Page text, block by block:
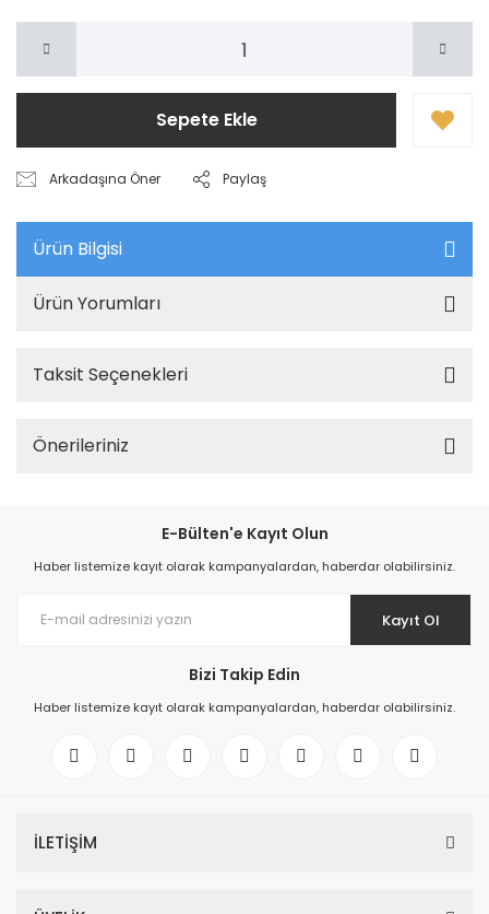
Sepete Ekle
Arkadaşına Öner Paylaş
Ürün Bilgisi
Ürün Yorumları
Taksit Seçenekleri
Önerileriniz
E-Bülten'e Kayıt Olun
Haber listemize kayıt olarak kampanyalardan, haberdar olabilirsiniz.
Kayıt Ol
Bizi Takip Edin
Haber listemize kayıt olarak kampanyalardan, haberdar olabilirsiniz.
İLETİŞİM